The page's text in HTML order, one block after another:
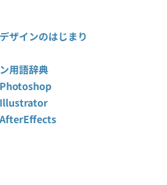
ザインのはじまり
用語辞典